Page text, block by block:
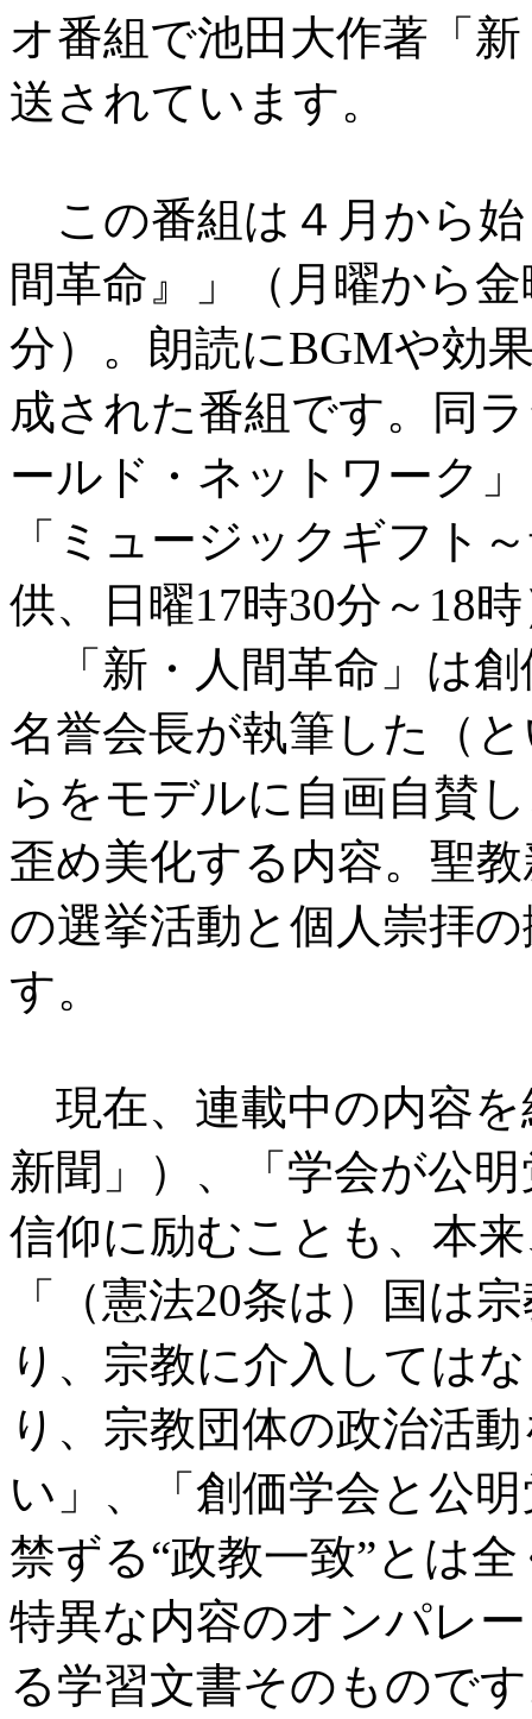
オ番組で池田大作著「
送されています。
この番組は４月から
間革命』」（月曜から
分）。朗読にBGMや効
成された番組です。同
ールド・ネットワーク
「ミュージックギフト
供、日曜17時30分～18
「新・人間革命」は創
名誉会長が執筆した（
らをモデルに自画自賛
歪め美化する内容。聖
の選挙活動と個人崇拝
す。
現在、連載中の内容を
新聞」）、「学会が公
信仰に励むことも、本
「（憲法20条は）国は
り、宗教に介入しては
り、宗教団体の政治活
い」、「創価学会と公
禁ずる“政教一致”とは
特異な内容のオンパレ
る学習文書そのもので